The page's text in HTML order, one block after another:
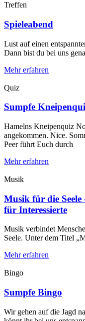
Treffen
Spieleabend
Lust auf einen
Dann bist du bei uns
Mehr erfahren
Quiz
Sumpfe
Hamelns Kneipenquiz
angekommen. Nice.
Peer führt Euch durch
Mehr erfahren
Musik
Musik für die
für Interessierte
Musik verbindet
Seele. Unter dem Titel
Mehr erfahren
Bingo
Sumpfe Bingo
Wir gehen auf die Jagd